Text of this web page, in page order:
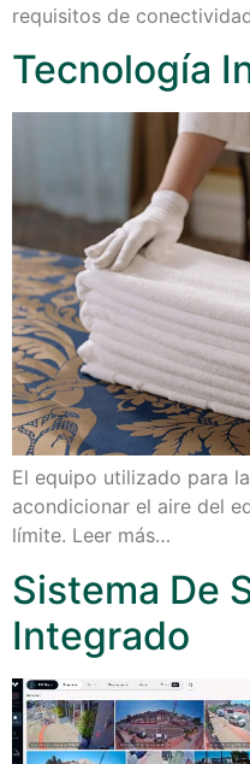
requisitos de
Tecnología
El equipo utilizado para
acondicionar el aire del
límite. Leer más…
Sistema De
Integrado